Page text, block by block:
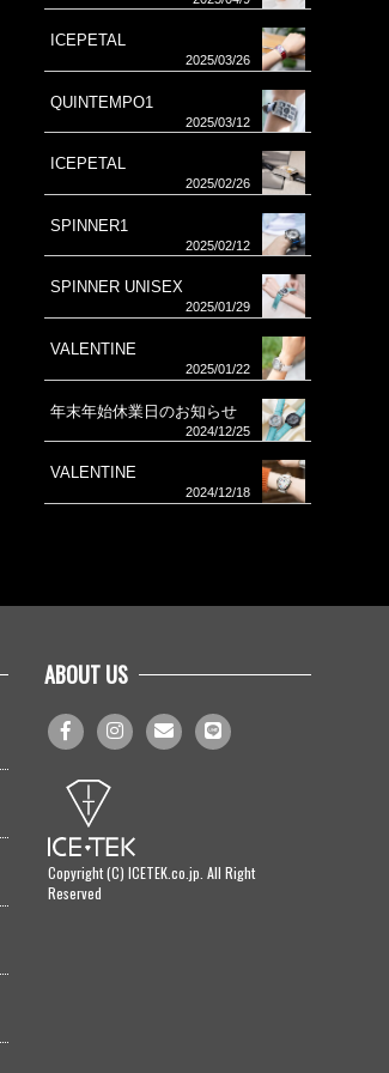
ICEPETAL
2025/03/26
QUINTEMPO1
2025/03/12
ICEPETAL
2025/02/26
SPINNER1
2025/02/12
SPINNER UNISEX
2025/01/29
VALENTINE
2025/01/22
年末年始休業日のお知らせ
2024/12/25
VALENTINE
2024/12/18
ABOUT US
Copyright (C) ICETEK.co.jp. All Right
Reserved